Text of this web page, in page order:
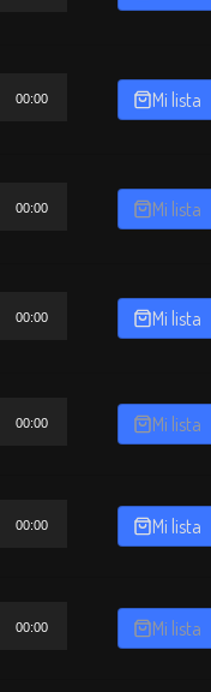
00:00 Mi lista
00:00 Mi lista
00:00 Mi lista
00:00 Mi lista
00:00 Mi lista
00:00 Mi lista